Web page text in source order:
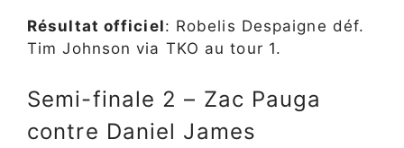
Résultat officiel: Robelis Despaigne déf.
Tim Johnson via TKO au tour 1.
Semi-finale 2 – Zac Pauga
contre Daniel James